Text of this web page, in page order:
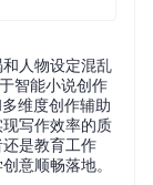
人物设定混乱
智能小说创作
维度创作辅助
写作效率的质
是教育工作
意顺畅落地。